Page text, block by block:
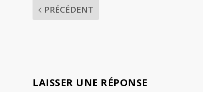
PRÉCÉDENT
LAISSER UNE RÉPONSE